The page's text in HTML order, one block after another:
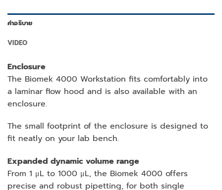
คำอธิบาย
VIDEO
Enclosure
The Biomek 4000 Workstation fits comfortably into
a laminar flow hood and is also available with an
enclosure.
The small footprint of the enclosure is designed to
fit neatly on your lab bench.
Expanded dynamic volume range
From 1 μL to 1000 μL, the Biomek 4000 offers
precise and robust pipetting, for both single